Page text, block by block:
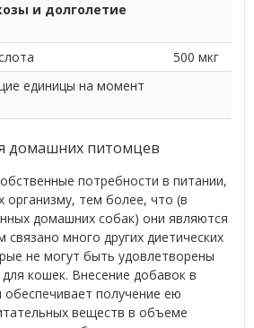
и долголетие
500 мкг
единицы на момент
домашних питомцев
потребности в питании,
организму, тем более, что (в
домашних собак) они являются
много других диетических
не могут быть удовлетворены
кошек. Внесение добавок в
получение ею
веществ в объеме